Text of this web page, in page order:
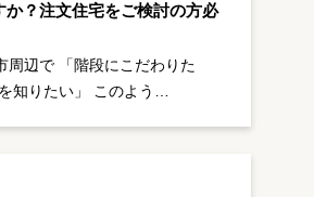
か？注文住宅をご検討の方必
周辺で 「階段にこだわりた
知りたい」 このよう…